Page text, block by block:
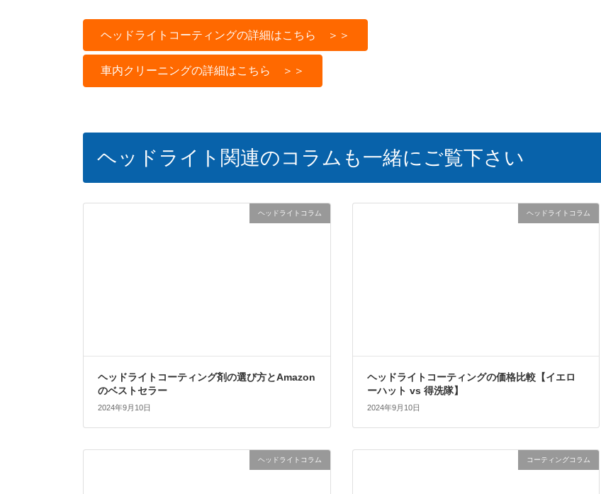
ヘッドライトコーティングの詳細はこちら ＞＞
車内クリーニングの詳細はこちら ＞＞
ヘッドライト関連のコラムも一緒にご覧下さい
ヘッドライトコラム
ヘッドライトコーティング剤の選び方とAmazon
のベストセラー
2024年9月10日
ヘッドライトコラム
ヘッドライトコーティングの価格比較【イエロ
ーハット vs 得洗隊】
2024年9月10日
ヘッドライトコラム コーティングコラム